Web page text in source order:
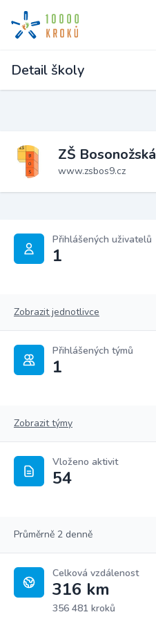
Detail školy
ZŠ Bosonožská
www.zsbos9.cz
Přihlášených uživatelů
1
Zobrazit jednotlivce
Přihlášených týmů
1
Zobrazit týmy
Vloženo aktivit
54
Průměrně 2 denně
Celková vzdálenost
316 km
356 481 kroků